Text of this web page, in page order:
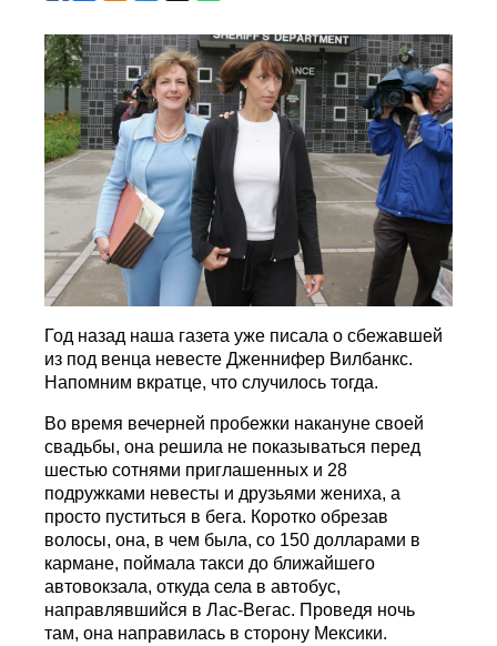
Год назад наша газета уже писала о сбежавшей
из под венца невесте Дженнифер Вилбанкс.
Напомним вкратце, что случилось тогда.
Во время вечерней пробежки накануне своей
свадьбы, она решила не показываться перед
шестью сотнями приглашенных и 28
подружками невесты и друзьями жениха, а
просто пуститься в бега. Коротко обрезав
волосы, она, в чем была, со 150 долларами в
кармане, поймала такси до ближайшего
автовокзала, откуда села в автобус,
направлявшийся в Лас-Вегас. Проведя ночь
там, она направилась в сторону Мексики.